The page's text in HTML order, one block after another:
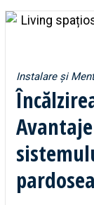
Instalare și